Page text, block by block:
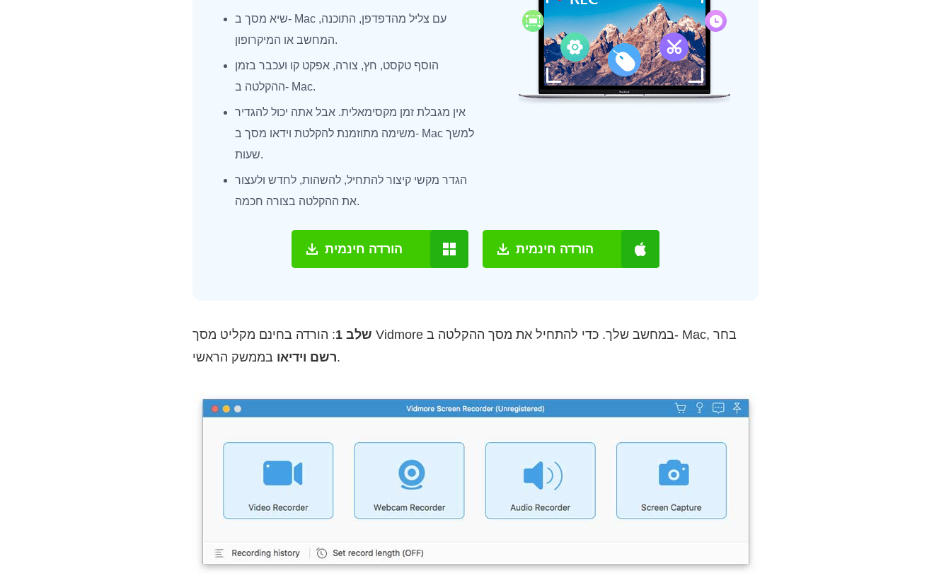
שיא מסך ב- Mac עם צליל מהדפדפן, התוכנה,
המחשב או המיקרופון.
הוסף טקסט, חץ, צורה, אפקט קו ועכבר בזמן
ההקלטה ב- Mac.
אין מגבלת זמן מקסימאלית. אבל אתה יכול להגדיר
משימה מתוזמנת להקלטת וידאו מסך ב- Mac למשך
שעות.
הגדר מקשי קיצור להתחיל, להשהות, לחדש ולעצור
את ההקלטה בצורה חכמה.
הורדה חינמית הורדה חינמית
שלב 1
: הורדה בחינם מקליט מסך Vidmore במחשב שלך. כדי להתחיל את מסך ההקלטה ב- Mac, בחר
רשם וידיאובממשק הראשי.